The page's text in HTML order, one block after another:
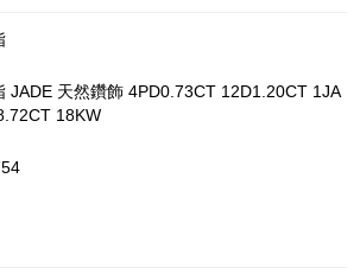
JADE 天然鑽飾 4PD0.73CT 12D1.20CT 1JA
18KW